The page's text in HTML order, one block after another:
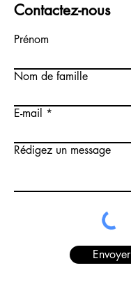
Contactez-nous
Prénom
Nom de famille
E-mail
Rédigez un message
Envoyer